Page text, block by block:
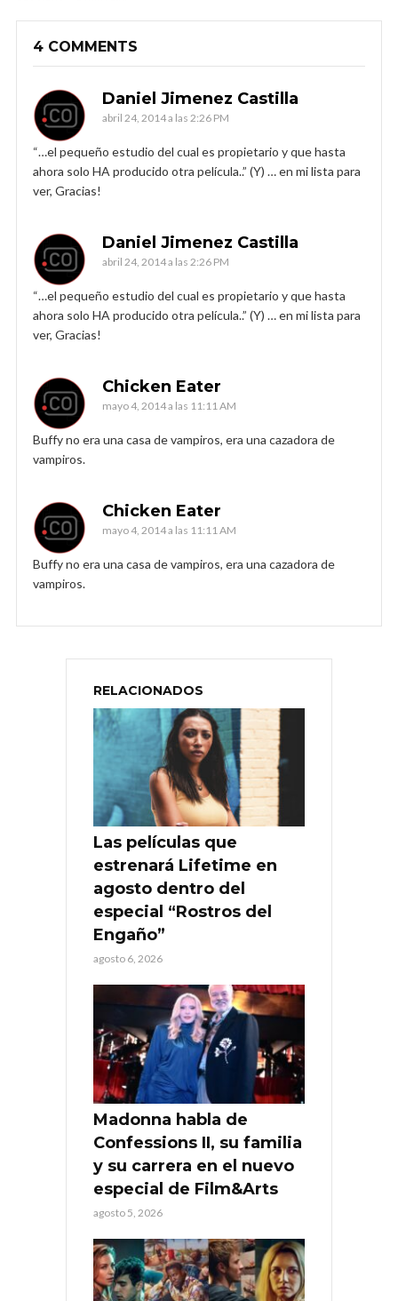
4 COMMENTS
Daniel Jimenez Castilla
abril 24, 2014 a las 2:26 PM
“…el pequeño estudio del cual es propietario y que hasta
ahora solo HA producido otra película..” (Y) … en mi lista para
ver, Gracias!
Daniel Jimenez Castilla
abril 24, 2014 a las 2:26 PM
“…el pequeño estudio del cual es propietario y que hasta
ahora solo HA producido otra película..” (Y) … en mi lista para
ver, Gracias!
Chicken Eater
mayo 4, 2014 a las 11:11 AM
Buffy no era una casa de vampiros, era una cazadora de
vampiros.
Chicken Eater
mayo 4, 2014 a las 11:11 AM
Buffy no era una casa de vampiros, era una cazadora de
vampiros.
RELACIONADOS
Las películas que
estrenará Lifetime en
agosto dentro del
especial “Rostros del
Engaño”
agosto 6, 2026
Madonna habla de
Confessions II, su familia
y su carrera en el nuevo
especial de Film&Arts
agosto 5, 2026